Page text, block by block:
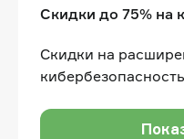
Скидки до 75% на
Скидки на
кибербезопасность